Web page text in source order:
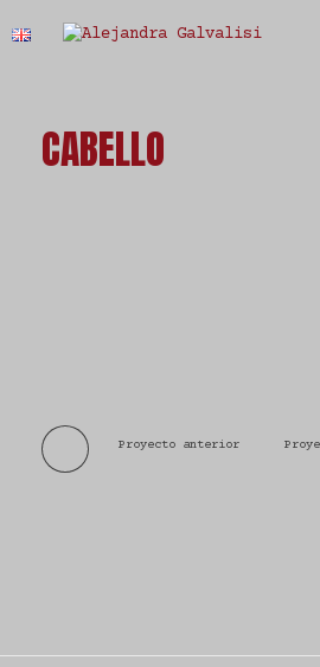
CABELLO
Proyecto anterior